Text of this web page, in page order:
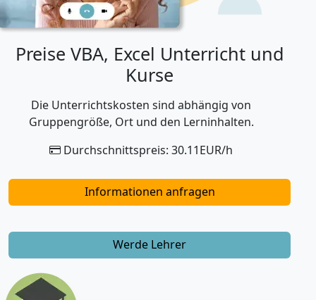
Preise VBA, Excel Unterricht und
Kurse
Die Unterrichtskosten sind abhängig von
Gruppengröße, Ort und den Lerninhalten.
Durchschnittspreis: 30.11EUR/h
Informationen anfragen
Werde Lehrer